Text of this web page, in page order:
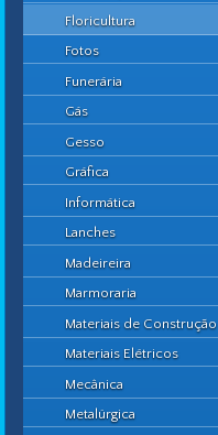
Floricultura
Fotos
Funerária
Gás
Gesso
Gráfica
Informática
Lanches
Madeireira
Marmoraria
Materiais de Construção
Materiais Elétricos
Mecânica
Metalúrgica